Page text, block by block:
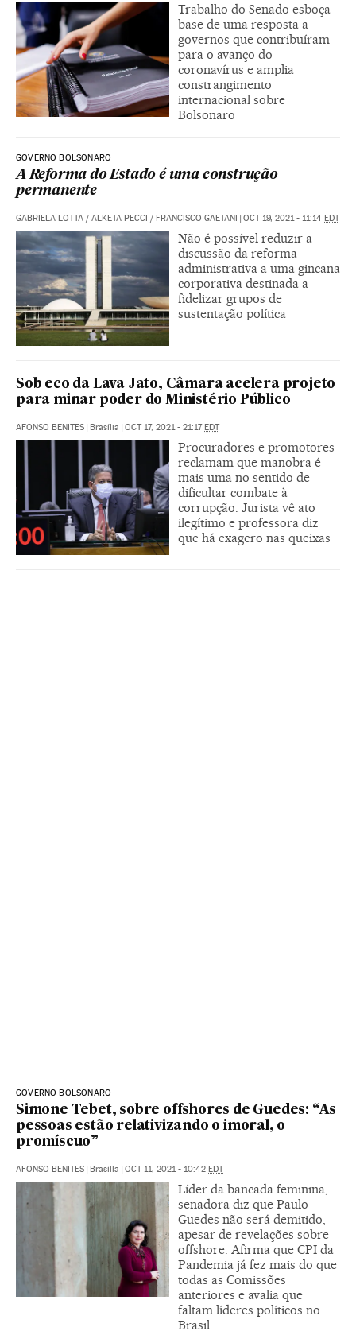
Trabalho do Senado esboça
base de uma resposta a
governos que contribuíram
para o avanço do
coronavírus e amplia
constrangimento
internacional sobre
Bolsonaro
GOVERNO BOLSONARO
A Reforma do Estado é uma construção
permanente
GABRIELA LOTTA / ALKETA PECCI / FRANCISCO GAETANI | OCT 19, 2021 - 11:14 EDT
Não é possível reduzir a
discussão da reforma
administrativa a uma gincana
corporativa destinada a
fidelizar grupos de
sustentação política
Sob eco da Lava Jato, Câmara acelera projeto
para minar poder do Ministério Público
AFONSO BENITES | Brasília | OCT 17, 2021 - 21:17EDT
Procuradores e promotores
reclamam que manobra é
mais uma no sentido de
dificultar combate à
corrupção. Jurista vê ato
ilegítimo e professora diz
que há exagero nas queixas
GOVERNO BOLSONARO
Simone Tebet, sobre offshores de Guedes: “As
pessoas estão relativizando o imoral, o
promíscuo”
AFONSO BENITES | Brasília | OCT 11, 2021 - 10:42 EDT
Líder da bancada feminina,
senadora diz que Paulo
Guedes não será demitido,
apesar de revelações sobre
offshore. Afirma que CPI da
Pandemia já fez mais do que
todas as Comissões
anteriores e avalia que
faltam líderes políticos no
Brasil